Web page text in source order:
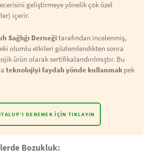
geliştirmeye yönelik çok özel
içerir.
Sağlığı Derneğitarafından incelenmiş,
olumlu etkileri gözlemlendikten sonra
ürün olarak sertifikalandırılmıştır. Bu
teknolojiyi faydalı yönde kullanmak pek
DENEMEK İÇIN TIKLAYIN
Bozukluk: